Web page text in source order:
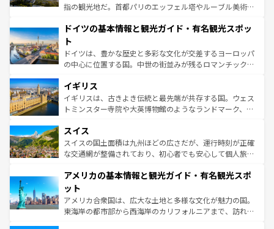
アートに溢れた街角から、地方では古代ローマ遺跡や中世
せる。地方によって風土や気候が異なるスペインはその個
ンテンツ一覧 を参照してほしい。
指の観光地だ。首都パリのエッフェル塔やルーブル美術館
で、幅広い魅力が詰まっている。華麗な宮殿、歴史的な大
聖堂、美しいビーチ、そして豊かな自然が、訪れる者を心
から魅了する。また、フランスは美食の国としても知ら
れ、フランス料理はユネスコ無形文化遺産にも登録されて
香り高いラベンダー畑など、多彩な楽しみ方が可能だ。さ
らに、パリ以外の地域にも魅力が溢れており、どの街角に
も豊かな歴史と文化が息づいている。パリ以外の個性あふ
を参照してほしい。
ドイツの基本情報と観光ガイド・有名観光スポッ
ト
ドイツは、豊かな歴史と多彩な文化が交差するヨーロッパ
の中心に位置する国。中世の街並みが残るロマンチック街
顔を持つこの国は、どこを歩いても飽きることがない。ベ
ルリンの文化的活気、バイエルン州のアルプスの絶景、そ
してライン川沿いのワイン畑といった風景は必見。ビール
は、お酒好きな人にはぜひ体験してほしい。 なお、新着の
ドイツ情報はコンテンツ一覧を参照してほしい。
イギリス
イギリスは、古きよき伝統と最先端が共存する国。ウェス
トミンスター寺院や大英博物館のようなランドマーク、歴
リアごとに異なる魅力がある。また、優雅なアフタヌーン
ティー、ビール好きにはたまらない英国パブ、サッカー観
戦など、本場だからこそできる体験も豊富。イギリスを旅
ンツ一覧を参照してほしい。
スイス
スイスの国土面積は九州ほどの広さだが、運行時刻が正確
な交通網が整備されており、初心者でも安心して個人旅行
の建物がそのまま残る町や、スイスならではのユニークな
博物館もあり、アルプス観光だけでなく町歩きも満喫する
ことができる。国民の所得が高いため物価も高いが、旅行
者向けの交通パス提供のサービスもあり、うまく活用すれ
アメリカの基本情報と観光ガイド・有名観光スポ
ット
アメリカ合衆国は、広大な土地と多様な文化が魅力の国。
東海岸の都市部から西海岸のカリフォルニアまで、訪れる